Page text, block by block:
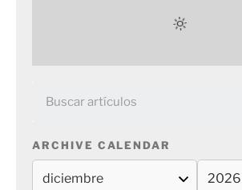
ARCHIVE CALENDAR